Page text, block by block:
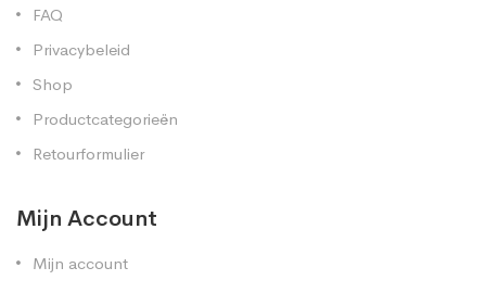
FAQ
Privacybeleid
Shop
Productcategorieën
Retourformulier
Mijn Account
Mijn account